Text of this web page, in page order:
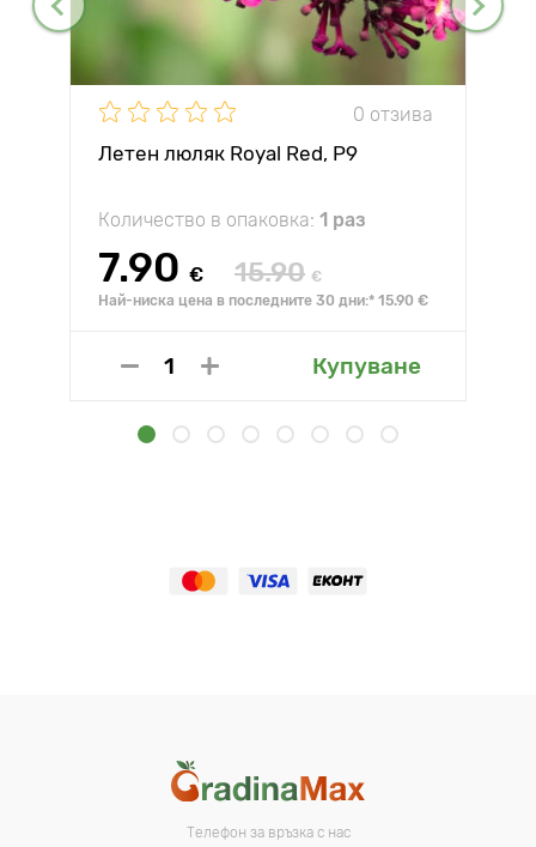
0 отзива
Летен люляк Royal Red, P9
Количество в опаковка: 1 раз
7.90 € 15.90 €
Най-ниска цена в последните 30 дни:* 15.90 €
Купуване
Телефон за връзка с нас